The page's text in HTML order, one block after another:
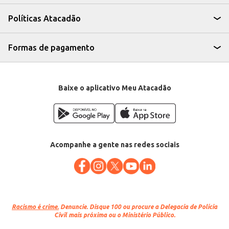
eficiente para quem busca um produto de qualidade e praticidade para
revenda ou uso em estabelecimentos comerciais. Sua apresentação por
quilo proporciona um bom custo-benefício e facilita o controle de estoque.
Categoria: Queijo coalho
Políticas Atacadão
Formas de pagamento
Baixe o aplicativo Meu Atacadão
Acompanhe a gente nas redes sociais
Racismo é crime. Denuncie. Disque 100 ou procure a Delegacia de Polícia
Civil mais próxima ou o Ministério Público.